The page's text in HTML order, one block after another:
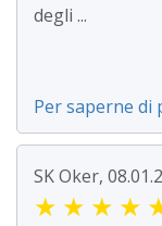
degli ...
Per saperne di
SK Oker,
★ ★ ★ ★